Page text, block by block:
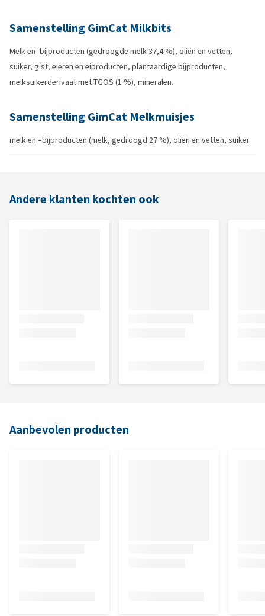
Samenstelling GimCat Milkbits
Melk en -bijproducten (gedroogde melk 37,4 %), oliën en vetten,
suiker, gist, eieren en eiproducten, plantaardige bijproducten,
melksuikerderivaat met TGOS (1 %), mineralen.
Samenstelling GimCat Melkmuisjes
melk en –bijproducten (melk, gedroogd 27 %), oliën en vetten, suiker.
Andere klanten kochten ook
Aanbevolen producten